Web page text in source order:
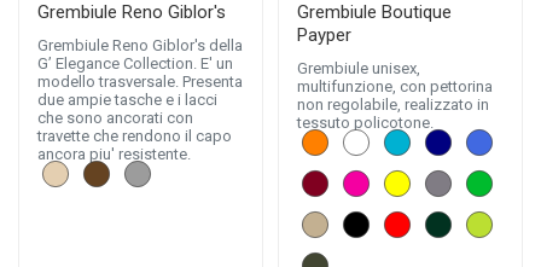
Grembiule Reno Giblor's
Grembiule Reno Giblor's della
G’ Elegance Collection. E' un
modello trasversale. Presenta
due ampie tasche e i lacci
che sono ancorati con
travette che rendono il capo
ancora piu' resistente.
Grembiule Boutique
Payper
Grembiule unisex,
multifunzione, con pettorina
non regolabile, realizzato in
tessuto policotone.